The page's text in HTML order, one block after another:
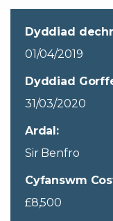
Dyddiad
01/04/2019
Dyddiad
31/03/2020
Ardal:
Sir Benfro
Cyfanswm
£8,500